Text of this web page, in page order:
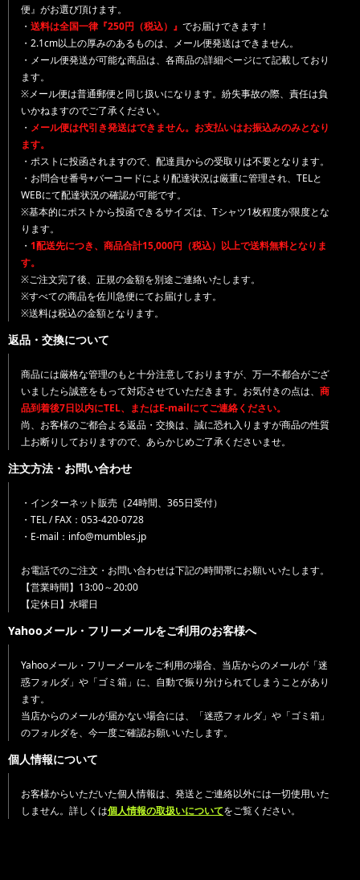
便』がお選び頂けます。
・ 送料は全国一律『250円（税込）』 でお届けできます！
・2.1cm以上の厚みのあるものは、メール便発送はできません。
・メール便発送が可能な商品は、各商品の詳細ページにて記載しており
ます。
※メール便は普通郵便と同じ扱いになります。紛失事故の際、責任は負
いかねますのでご了承ください。
・ メール便は代引き発送はできません。お支払いはお振込みのみとなり
ます。
・ポストに投函されますので、配達員からの受取りは不要となります。
・お問合せ番号+バーコードにより配達状況は厳重に管理され、TELと
WEBにて配達状況の確認が可能です。
※基本的にポストから投函できるサイズは、Tシャツ1枚程度が限度とな
ります。
・ 1配送先につき、商品合計15,000円（税込）以上で送料無料となりま
す。
※ご注文完了後、正規の金額を別途ご連絡いたします。
※すべての商品を佐川急便にてお届けします。
※送料は税込の金額となります。
返品・交換について
商品には厳格な管理のもと十分注意しておりますが、万一不都合がござ
いましたら誠意をもって対応させていただきます。お気付きの点は、 商
品到着後7日以内にTEL、またはE-mailにてご連絡ください。
尚、お客様のご都合よる返品・交換は、誠に恐れ入りますが商品の性質
上お断りしておりますので、あらかじめご了承くださいませ。
注文方法・お問い合わせ
・インターネット販売（24時間、365日受付）
・TEL / FAX：053-420-0728
・E-mail：info@mumbles.jp
お電話でのご注文・お問い合わせは下記の時間帯にお願いいたします。
【営業時間】13:00～20:00
【定休日】水曜日
Yahooメール・フリーメールをご利用のお客様へ
Yahooメール・フリーメールをご利用の場合、当店からのメールが「迷
惑フォルダ」や「ゴミ箱」に、自動で振り分けられてしまうことがあり
ます。
当店からのメールが届かない場合には、「迷惑フォルダ」や「ゴミ箱」
のフォルダを、今一度ご確認お願いいたします。
個人情報について
お客様からいただいた個人情報は、発送とご連絡以外には一切使用いた
しません。詳しくは個人情報の取扱いについてをご覧ください。